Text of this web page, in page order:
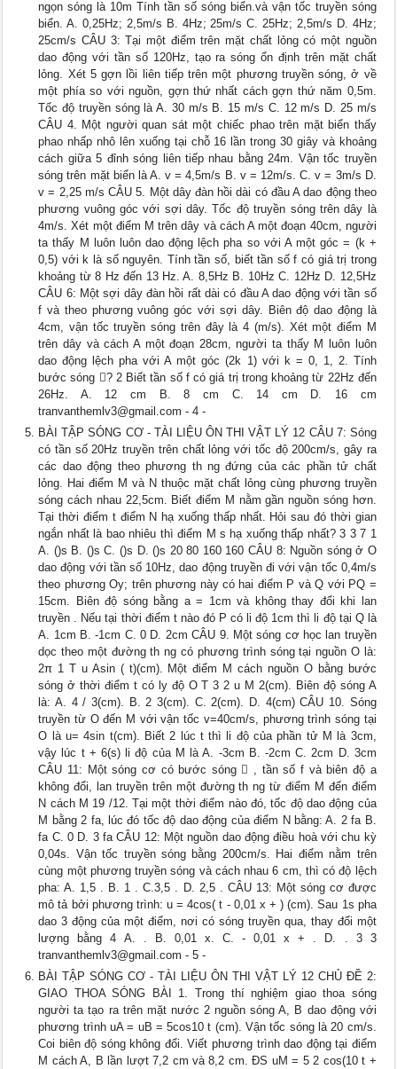
ngọn sóng là 10m Tính tần số sóng biển.và vận tốc truyền sóng
biển. A. 0,25Hz; 2,5m/s B. 4Hz; 25m/s C. 25Hz; 2,5m/s D. 4Hz;
25cm/s CÂU 3: Tại một điểm trên mặt chất lỏng có một nguồn
dao động với tần số 120Hz, tạo ra sóng ổn định trên mặt chất
lỏng. Xét 5 gợn lồi liên tiếp trên một phương truyền sóng, ở về
một phía so với nguồn, gợn thứ nhất cách gợn thứ năm 0,5m.
Tốc độ truyền sóng là A. 30 m/s B. 15 m/s C. 12 m/s D. 25 m/s
CÂU 4. Một người quan sát một chiếc phao trên mặt biển thấy
phao nhấp nhô lên xuống tại chỗ 16 lần trong 30 giây và khoảng
cách giữa 5 đỉnh sóng liên tiếp nhau bằng 24m. Vận tốc truyền
sóng trên mặt biển là A. v = 4,5m/s B. v = 12m/s. C. v = 3m/s D.
v = 2,25 m/s CÂU 5. Một dây đàn hồi dài có đầu A dao động theo
phương vuông góc với sợi dây. Tốc độ truyền sóng trên dây là
4m/s. Xét một điểm M trên dây và cách A một đoạn 40cm, người
ta thấy M luôn luôn dao động lệch pha so với A một góc = (k +
0,5) với k là số nguyên. Tính tần số, biết tần số f có giá trị trong
khoảng từ 8 Hz đến 13 Hz. A. 8,5Hz B. 10Hz C. 12Hz D. 12,5Hz
CÂU 6: Một sợi dây đàn hồi rất dài có đầu A dao động với tần số
f và theo phương vuông góc với sợi dây. Biên độ dao động là
4cm, vận tốc truyền sóng trên đây là 4 (m/s). Xét một điểm M
trên dây và cách A một đoạn 28cm, người ta thấy M luôn luôn
dao động lệch pha với A một góc (2k 1) với k = 0, 1, 2. Tính
bước sóng ? 2 Biết tần số f có giá trị trong khoảng từ 22Hz đến
26Hz. A. 12 cm B. 8 cm C. 14 cm D. 16 cm
tranvanthemlv3@gmail.com - 4 -
BÀI TẬP SÓNG CƠ - TÀI LIỆU ÔN THI VẬT LÝ 12 CÂU 7: Sóng
có tần số 20Hz truyền trên chất lỏng với tốc độ 200cm/s, gây ra
các dao động theo phương th ng đứng của các phần tử chất
lỏng. Hai điểm M và N thuộc mặt chất lỏng cùng phương truyền
sóng cách nhau 22,5cm. Biết điểm M nằm gần nguồn sóng hơn.
Tại thời điểm t điểm N hạ xuống thấp nhất. Hỏi sau đó thời gian
ngắn nhất là bao nhiêu thì điểm M s hạ xuống thấp nhất? 3 3 7 1
A. ()s B. ()s C. ()s D. ()s 20 80 160 160 CÂU 8: Nguồn sóng ở O
dao động với tần số 10Hz, dao động truyền đi với vận tốc 0,4m/s
theo phương Oy; trên phương này có hai điểm P và Q với PQ =
15cm. Biên độ sóng bằng a = 1cm và không thay đổi khi lan
truyền . Nếu tại thời điểm t nào đó P có li độ 1cm thì li độ tại Q là
A. 1cm B. -1cm C. 0 D. 2cm CÂU 9. Một sóng cơ học lan truyền
dọc theo một đường th ng có phương trình sóng tại nguồn O là:
2π 1 T u Asin ( t)(cm). Một điểm M cách nguồn O bằng bước
sóng ở thời điểm t có ly độ O T 3 2 u M 2(cm). Biên độ sóng A
là: A. 4 / 3(cm). B. 2 3(cm). C. 2(cm). D. 4(cm) CÂU 10. Sóng
truyền từ O đến M với vận tốc v=40cm/s, phương trình sóng tại
O là u= 4sin t(cm). Biết 2 lúc t thì li độ của phần tử M là 3cm,
vậy lúc t + 6(s) li độ của M là A. -3cm B. -2cm C. 2cm D. 3cm
CÂU 11: Một sóng cơ có bước sóng  , tần số f và biên độ a
không đổi, lan truyền trên một đường th ng từ điểm M đến điểm
N cách M 19 /12. Tại một thời điểm nào đó, tốc độ dao động của
M bằng 2 fa, lúc đó tốc độ dao động của điểm N bằng: A. 2 fa B.
fa C. 0 D. 3 fa CÂU 12: Một nguồn dao động điều hoà với chu kỳ
0,04s. Vận tốc truyền sóng bằng 200cm/s. Hai điểm nằm trên
cùng một phương truyền sóng và cách nhau 6 cm, thì có độ lệch
pha: A. 1,5 . B. 1 . C.3,5 . D. 2,5 . CÂU 13: Một sóng cơ được
mô tả bởi phương trình: u = 4cos( t - 0,01 x + ) (cm). Sau 1s pha
dao 3 động của một điểm, nơi có sóng truyền qua, thay đổi một
lượng bằng 4 A. . B. 0,01 x. C. - 0,01 x + . D. . 3 3
tranvanthemlv3@gmail.com - 5 -
BÀI TẬP SÓNG CƠ - TÀI LIỆU ÔN THI VẬT LÝ 12 CHỦ ĐỀ 2:
GIAO THOA SÓNG BÀI 1. Trong thí nghiệm giao thoa sóng
người ta tạo ra trên mặt nước 2 nguồn sóng A, B dao động với
phương trình uA = uB = 5cos10 t (cm). Vận tốc sóng là 20 cm/s.
Coi biên độ sóng không đổi. Viết phương trình dao động tại điểm
M cách A, B lần lượt 7,2 cm và 8,2 cm. ĐS uM = 5 2 cos(10 t +